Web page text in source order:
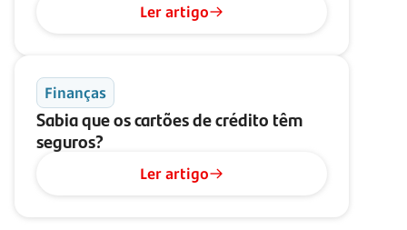
Ler artigo
Finanças
Sabia que os cartões de crédito têm
seguros?
Ler artigo